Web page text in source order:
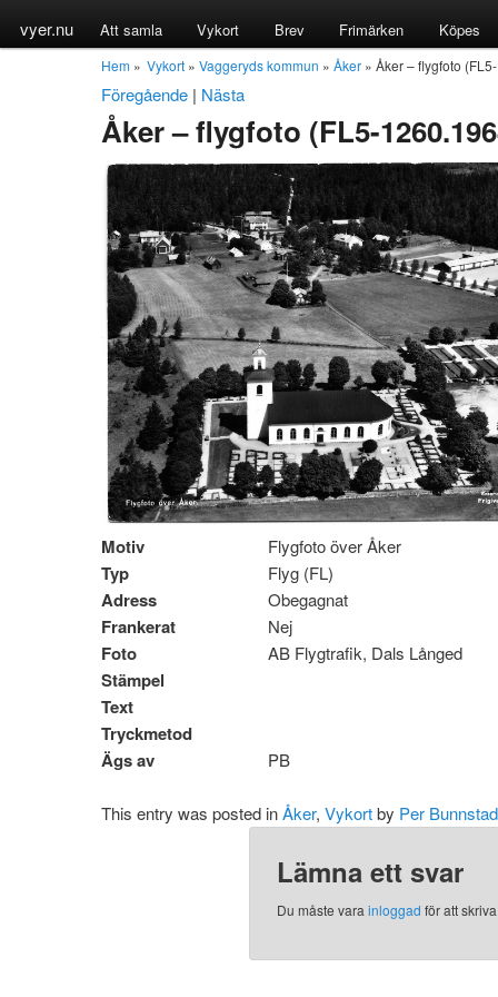
vyer.nu Att samla Vykort Brev Frimärken Köpes
Hem » Vykort » Vaggeryds kommun » Åker » Åker – flygfoto
Föregående | Nästa
Åker – flygfoto (FL5-
Motiv Flygfoto över Åker
Typ Flyg (FL)
Adress Obegagnat
Frankerat Nej
Foto AB Flygtrafik, Dals Långed
Stämpel
Text
Tryckmetod
Ägs av
PB
This entry was posted inÅker, Vykortby Per Bunnstad
Lämna ett svar
Du måste varainloggad för att